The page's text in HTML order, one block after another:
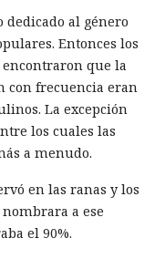
al género
Entonces los
que la
con frecuencia eran
La excepción
los cuales las
a menudo.
en las ranas y los
a ese
el 90%.